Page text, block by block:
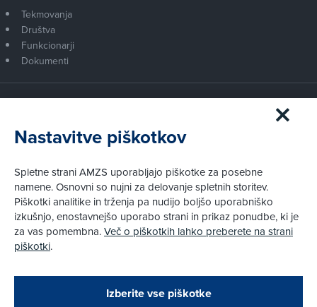
Zapri
Podarjamo vam 10 €!
Obstoječi in novi AMZS člani, ki boste v AMZS
Tekmovanja
Društva
Funkcionarji
Dokumenti
Postanite član AMZS
Zakaj (p)ostati član?
Kako vam pomagamo
Pravni vidiki
Piškotki
Pravno obvestilo
Nastavitve piškotkov
Spletne strani AMZS uporabljajo piškotke za posebne
namene. Osnovni so nujni za delovanje spletnih storitev.
Piškotki analitike in trženja pa nudijo boljšo uporabniško
izkušnjo, enostavnejšo uporabo strani in prikaz ponudbe, ki je
za vas pomembna.Več o piškotkih lahko preberete na strani
piškotki.
Izberite vse piškotke